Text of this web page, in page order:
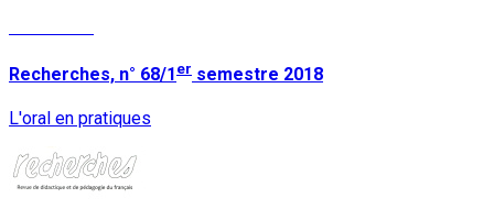
Recherches, n° 68/1 er semestre 2018
L'oral en pratiques